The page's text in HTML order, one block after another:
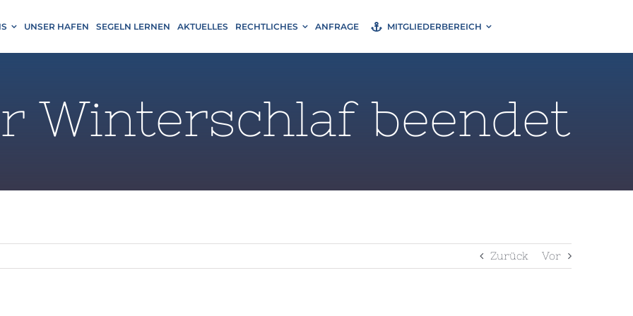
UNSER HAFEN SEGELN LERNEN AKTUELLES RECHTLICHES ANFRAGE MITGLIEDERBEREICH
Winterschlaf beendet
Zurück Vor